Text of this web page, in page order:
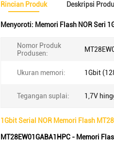
Rincian Produk Deskripsi
Menyoroti: Memori Flash NOR Seri
Nomor Produk
Produsen:
Ukuran memori: 1Gbit
Tegangan suplai: 1,7V
1Gbit Serial NOR Memori Flash
MT28EW01GABA1HPC - Memori